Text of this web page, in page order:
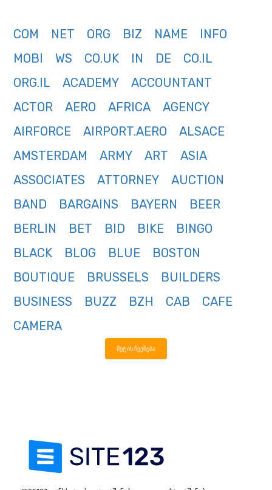
COM NET ORG BIZ NAME
INFO
MOBI
WS CO.UK IN DE
CO.IL
ORG.IL
ACADEMY
ACCOUNTANT
ACTOR
AERO AFRICA
AGENCY
AIRFORCE
AIRPORT.AERO
ALSACE
AMSTERDAM
ARMY ART
ASIA
ASSOCIATES
ATTORNEY
AUCTION
BAND
BARGAINS BAYERN
BEER
BERLIN
BET BID BIKE
BINGO
BLACK
BLOG BLUE
BOSTON
BOUTIQUE
BRUSSELS
BUILDERS
BUSINESS
BUZZ BZH CAB
CAFE
CAMERA
მეტის ჩვენება